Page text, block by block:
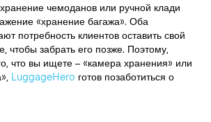
чемоданов или ручной клади
«хранение багажа». Оба
потребность клиентов оставить свой
чтобы забрать его позже. Поэтому,
что вы ищете – «камера хранения» или
LuggageHero готов позаботиться о